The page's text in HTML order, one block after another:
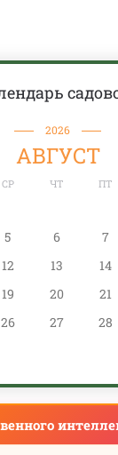
2026
АВГУСТ
СР ЧТ ПТ
5 6 7
12 13 14
19 20 21
26 27 28